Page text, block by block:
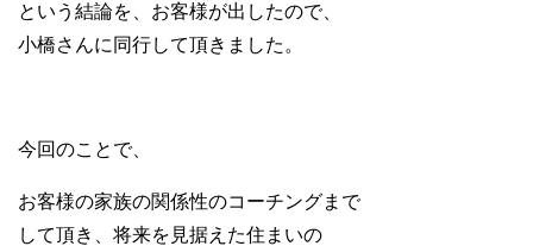
という結論を、お客様が出したので、
小橋さんに同行して頂きました。
今回のことで、
お客様の家族の関係性のコーチングまで
して頂き、将来を見据えた住まいの